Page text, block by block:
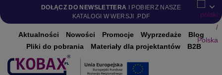
DOŁĄCZ DO NEWSLETTERA I POBIERZ NASZE
KATALOGI W WERSJI .PDF
Aktualności Nowości Promocje Wyprzedaże
Blog
Pliki do pobrania
Materiały dla projektantów B2B